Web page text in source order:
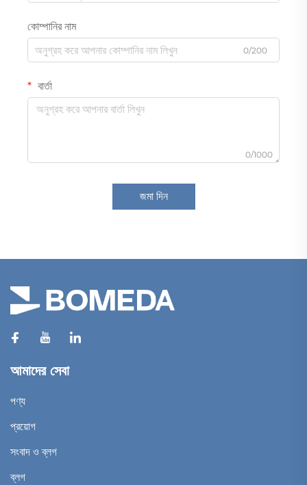
কোম্পানির নাম
0/200
বার্তা
0/1000
জমা দিন
আমাদের সেবা
পণ্য
প্রয়োগ
সংবাদ ও ব্লগ
ব্লগ